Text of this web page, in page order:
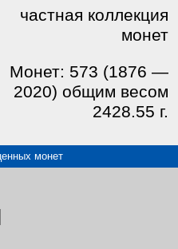
частная коллекция
монет
Монет: 573 (1876 —
2020) общим весом
2428.55 г.
монет